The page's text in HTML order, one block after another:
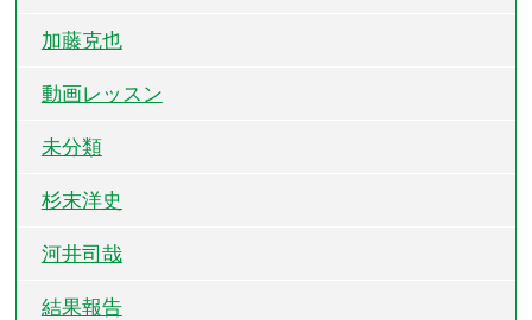
加藤克也
動画レッスン
未分類
杉末洋史
河井司哉
結果報告